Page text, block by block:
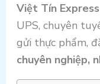
Việt Tín Express
UPS, chuyên
gửi thực phẩm,
chuyên nghiệp,